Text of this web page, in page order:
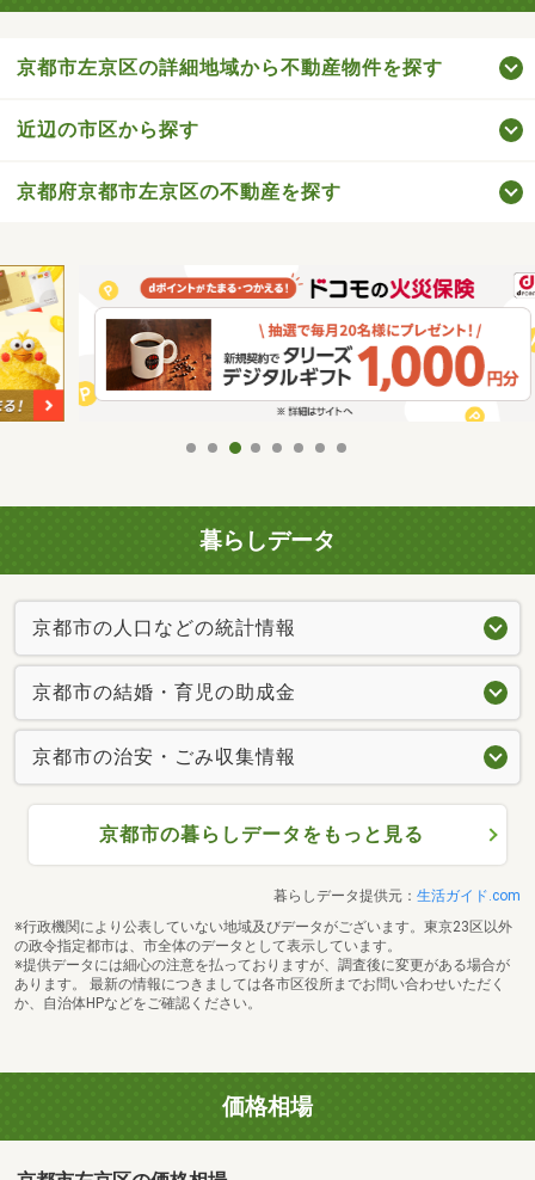
京都市左京区の詳細地域から不動産物件を探す
近辺の市区から探す
京都府京都市左京区の不動産を探す
暮らしデータ
京都市の人口などの統計情報
京都市の結婚・育児の助成金
京都市の治安・ごみ収集情報
京都市の暮らしデータをもっと見る
暮らしデータ提供元： 生活ガイド.com
※行政機関により公表していない地域及びデータがございます。東京23区以外
の政令指定都市は、市全体のデータとして表示しています。
※提供データには細心の注意を払っておりますが、調査後に変更がある場合が
あります。 最新の情報につきましては各市区役所までお問い合わせいただく
か、自治体HPなどをご確認ください。
価格相場